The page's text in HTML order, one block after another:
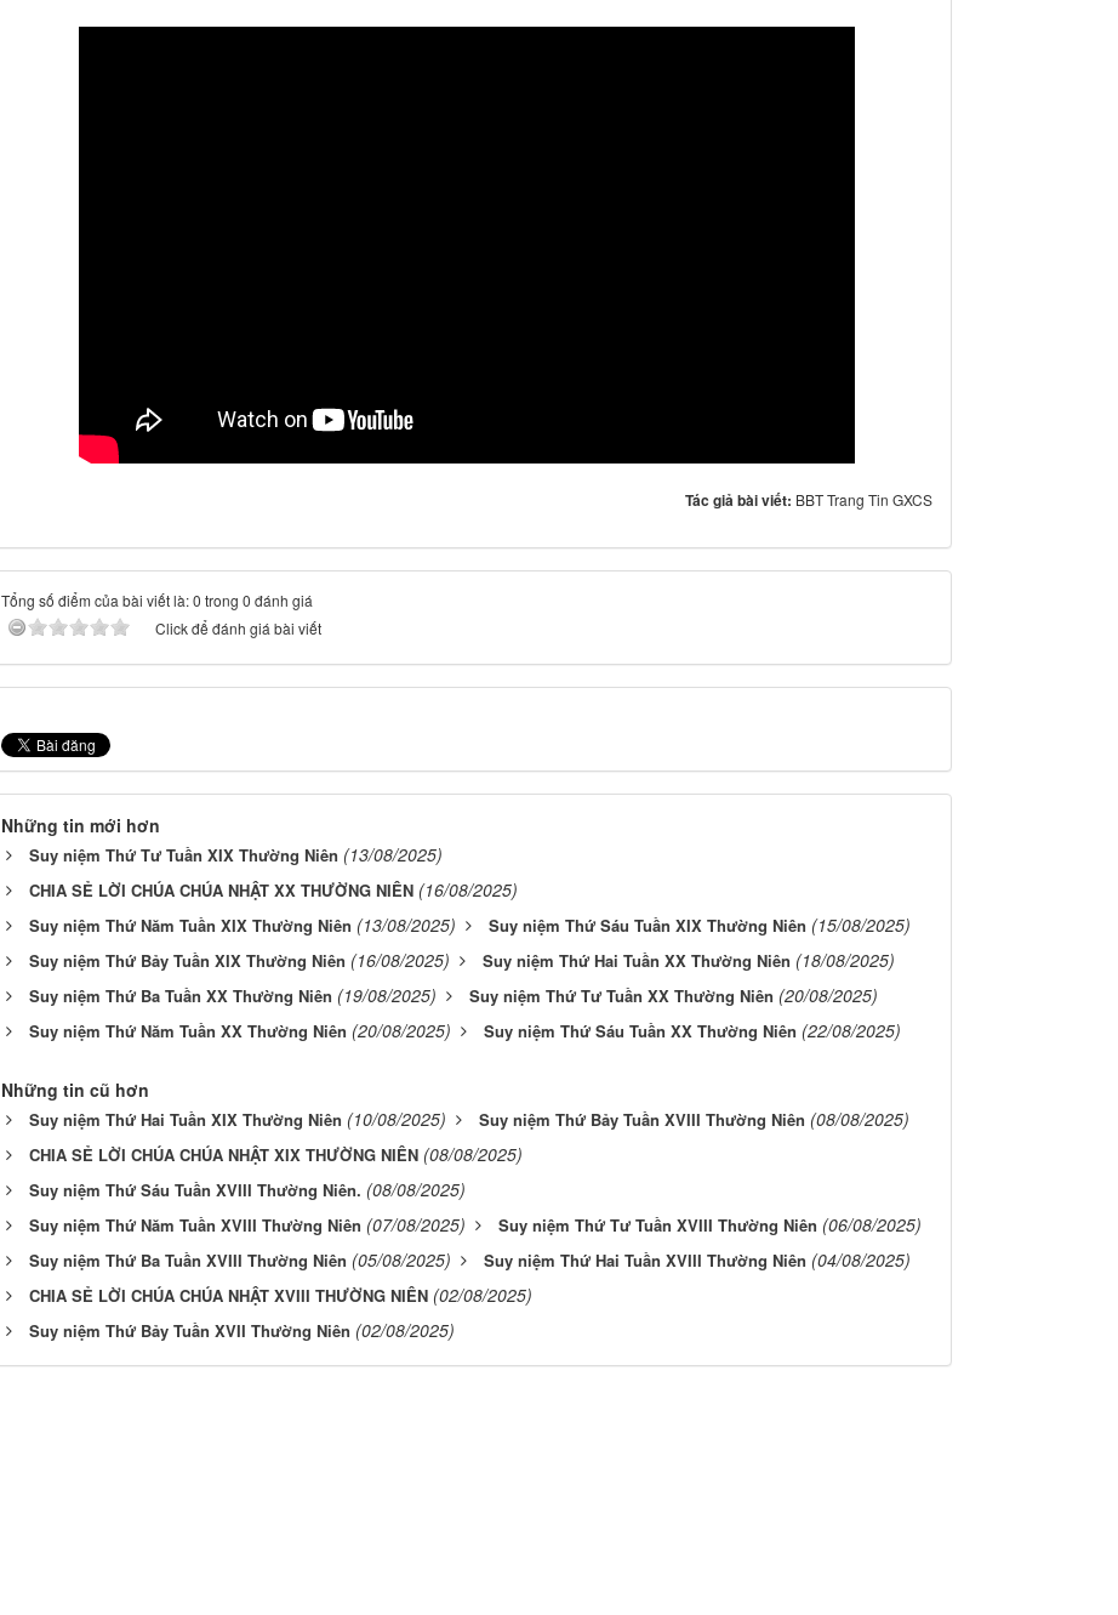
Tác giả bài viết: BBT Trang Tin GXCS
Tổng số điểm của bài viết là: 0 trong 0 đánh giá
Click để đánh giá bài viết
Những tin mới hơn
Suy niệm Thứ Tư Tuần XIX Thường Niên (13/08/2025)
CHIA SẺ LỜI CHÚA CHÚA NHẬT XX THƯỜNG NIÊN (16/08/2025)
Suy niệm Thứ Năm Tuần XIX Thường Niên (13/08/2025) Suy niệm Thứ Sáu Tuần XIX Thường Niên (15/08/2025)
Suy niệm Thứ Bảy Tuần XIX Thường Niên (16/08/2025) Suy niệm Thứ Hai Tuần XX Thường Niên (18/08/2025)
Suy niệm Thứ Ba Tuần XX Thường Niên (19/08/2025) Suy niệm Thứ Tư Tuần XX Thường Niên (20/08/2025)
Suy niệm Thứ Năm Tuần XX Thường Niên (20/08/2025) Suy niệm Thứ Sáu Tuần XX Thường Niên (22/08/2025)
Những tin cũ hơn
Suy niệm Thứ Hai Tuần XIX Thường Niên (10/08/2025) Suy niệm Thứ Bảy Tuần XVIII Thường Niên (08/08/2025)
CHIA SẺ LỜI CHÚA CHÚA NHẬT XIX THƯỜNG NIÊN (08/08/2025)
Suy niệm Thứ Sáu Tuần XVIII Thường Niên. (08/08/2025)
Suy niệm Thứ Năm Tuần XVIII Thường Niên (07/08/2025) Suy niệm Thứ Tư Tuần XVIII Thường Niên (06/08/2025)
Suy niệm Thứ Ba Tuần XVIII Thường Niên (05/08/2025) Suy niệm Thứ Hai Tuần XVIII Thường Niên (04/08/2025)
CHIA SẺ LỜI CHÚA CHÚA NHẬT XVIII THƯỜNG NIÊN (02/08/2025)
Suy niệm Thứ Bảy Tuần XVII Thường Niên (02/08/2025)